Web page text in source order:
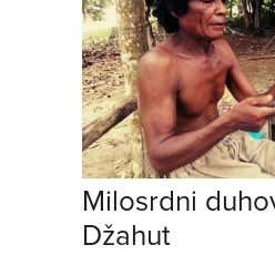
Milosrdni
Džahut